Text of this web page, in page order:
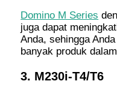
Domino M Series
juga dapat
Anda, sehingga
banyak produk
3. M230i-T4/T6